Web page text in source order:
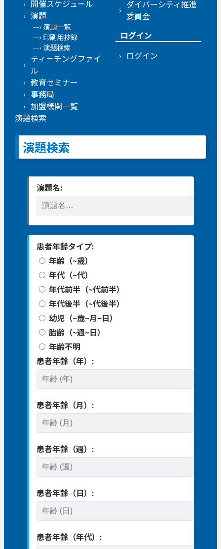
開催スケジュール
演題
演題一覧
印刷用抄録
演題検索
ティ－チングファイ
ル
教育セミナー
事務局
加盟機関一覧
ダイバーシティ推進
委員会
ログイン
ログイン
演題検索
演題検索
演題名:
患者年齢タイプ:
年齢（~歳）
年代（~代）
年代前半（~代前半）
年代後半（~代後半）
幼児（~歳~月~日）
胎齢（~週~日）
年齢不明
患者年齢（年）:
患者年齢（月）:
患者年齢（週）:
患者年齢（日）:
患者年齢（年代）: